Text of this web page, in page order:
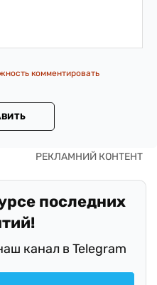
комментировать
последних
канал в Telegram